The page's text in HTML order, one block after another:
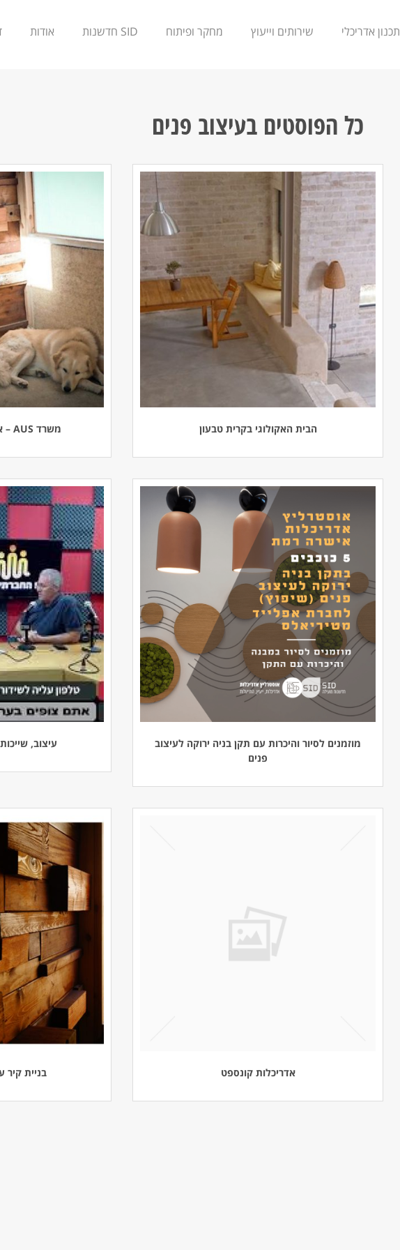
תכנון אדריכלי שירותים וייעוץ מחקר ופיתוח SID חדשנות אודות
כל הפוסטים בעיצוב פנים
הבית האקולוגי בקרית טבעון משרד AUS – אדריכלות ועיצוב פנים
מוזמנים לסיור והיכרות עם תקן בניה ירוקה לעיצוב
פנים
עיצוב,
אדריכלות קונספט בניית